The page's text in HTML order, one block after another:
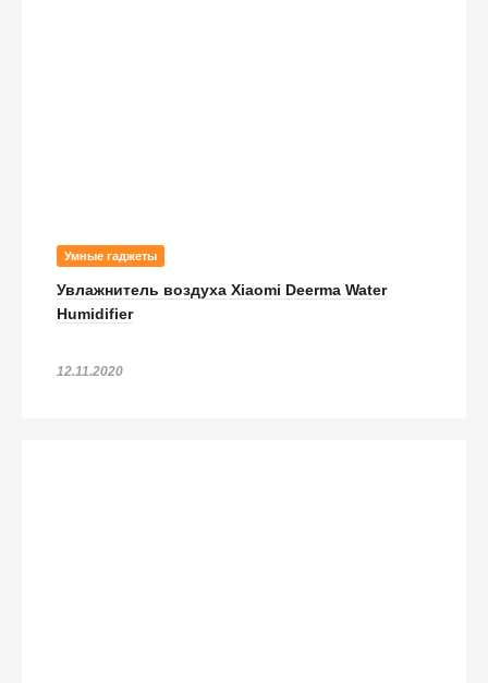
Умные гаджеты
Увлажнитель воздуха Xiaomi Deerma Water
Humidifier
12.11.2020